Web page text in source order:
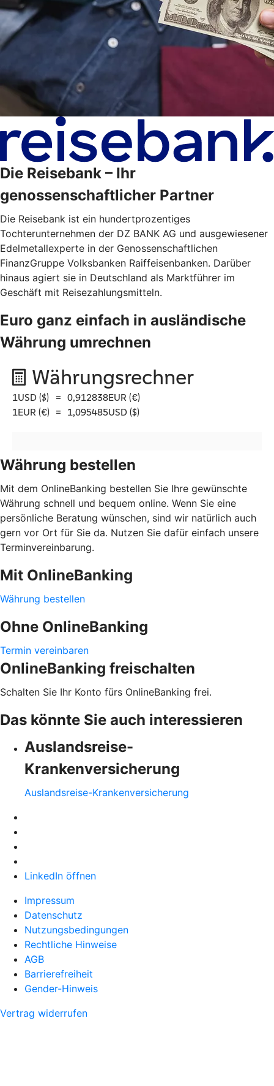
Die Reisebank – Ihr
genossenschaftlicher Partner
Die Reisebank ist ein hundertprozentiges
Tochterunternehmen der DZ BANK AG und ausgewiesener
Edelmetallexperte in der Genossenschaftlichen
FinanzGruppe Volksbanken Raiffeisenbanken. Darüber
hinaus agiert sie in Deutschland als Marktführer im
Geschäft mit Reisezahlungsmitteln.
Euro ganz einfach in ausländische
Währung umrechnen
Währung bestellen
Mit dem OnlineBanking bestellen Sie Ihre gewünschte
Währung schnell und bequem online. Wenn Sie eine
persönliche Beratung wünschen, sind wir natürlich auch
gern vor Ort für Sie da. Nutzen Sie dafür einfach unsere
Terminvereinbarung.
Mit OnlineBanking
Währung bestellen
Ohne OnlineBanking
Termin vereinbaren
OnlineBanking freischalten
Schalten Sie Ihr Konto fürs OnlineBanking frei.
Das könnte Sie auch interessieren
Auslandsreise-
Krankenversicherung
Auslandsreise-Krankenversicherung
LinkedIn öffnen
Impressum
Datenschutz
Nutzungsbedingungen
Rechtliche Hinweise
AGB
Barrierefreiheit
Gender-Hinweis
Vertrag widerrufen